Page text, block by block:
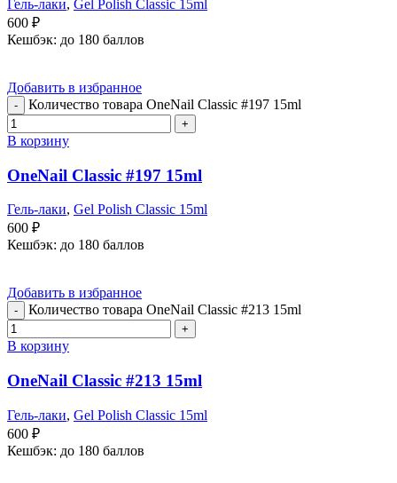
Гель-лаки, Gel Polish Classic 15ml
600 ₽
Кешбэк: до 180 баллов
Добавить в избранное
Количество товара OneNail Classic #197 15ml
В корзину
OneNail Classic #197 15ml
Гель-лаки, Gel Polish Classic 15ml
600 ₽
Кешбэк: до 180 баллов
Добавить в избранное
Количество товара OneNail Classic #213 15ml
В корзину
OneNail Classic #213 15ml
Гель-лаки, Gel Polish Classic 15ml
600 ₽
Кешбэк: до 180 баллов